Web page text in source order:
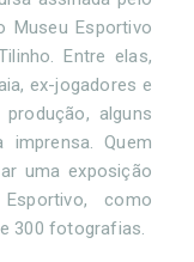
Museu Esportivo
Entre elas,
ex-jogadores e
alguns
Quem
uma exposição
como
300 fotografias.